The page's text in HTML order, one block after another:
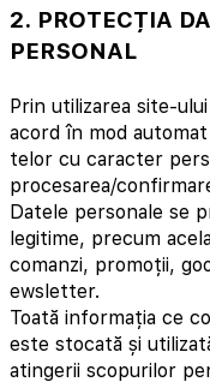
2. PROTECȚIA
PERSONAL
Prin utilizarea site-
acord în mod
telor cu caracter
procesarea/
Datele personale se
legitime, precum
comanzi, promoții,
ewsletter.
Toată informația ce
este stocată și
atingerii scopurilor